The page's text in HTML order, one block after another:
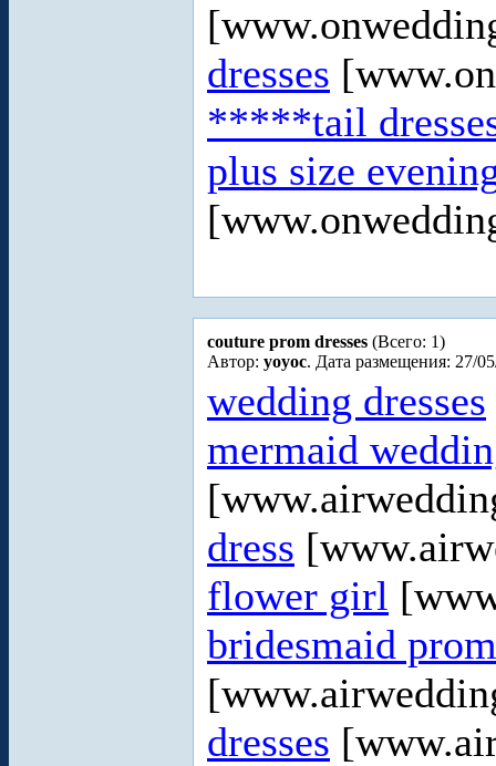
dresses
*****tail
plus size
couture prom dresses (Всего: 1)
Автор: yoyoc. Дата размещения: 27/
wedding dresses
mermaid
dress
flower girl
bridesmaid
dresses